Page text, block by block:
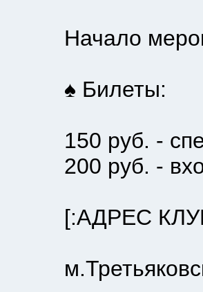
Начало
♠ Билеты:
150 руб. -
200 руб. - вход
[:АДРЕС